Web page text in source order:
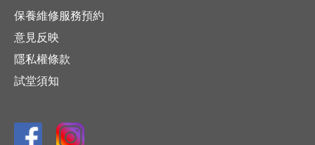
保養維修服務預約
意見反映
隱私權條款
試堂須知